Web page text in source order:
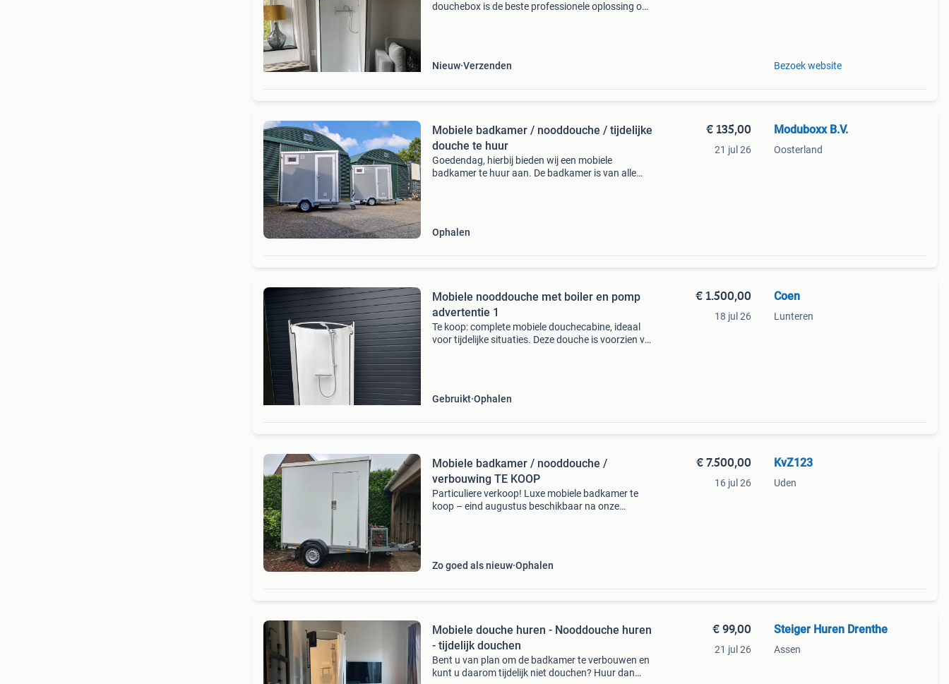
douchebox is de beste professionele oplossing om
Nieuw Verzenden Bezoek website
Mobiele badkamer / nooddouche / tijdelijke
douche te huur
Goedendag, hierbij bieden wij een mobiele
badkamer te huur aan. De badkamer is van alle
Ophalen
€ 135,00
21 jul 26
Moduboxx B.V.
Oosterland
Mobiele nooddouche met boiler en pomp
advertentie 1
Te koop: complete mobiele douchecabine, ideaal
voor tijdelijke situaties. Deze douche is voorzien van
Gebruikt Ophalen
€ 1.500,00
18 jul 26
Coen
Lunteren
Mobiele badkamer / nooddouche /
verbouwing TE KOOP
Particuliere verkoop! Luxe mobiele badkamer te
koop – eind augustus beschikbaar na onze
Zo goed als nieuw Ophalen
€ 7.500,00
16 jul 26
KvZ123
Uden
Mobiele douche huren - Nooddouche huren
- tijdelijk douchen
Bent u van plan om de badkamer te verbouwen en
kunt u daarom tijdelijk niet douchen? Huur dan
€ 99,00
21 jul 26
Steiger Huren Drenthe
Assen